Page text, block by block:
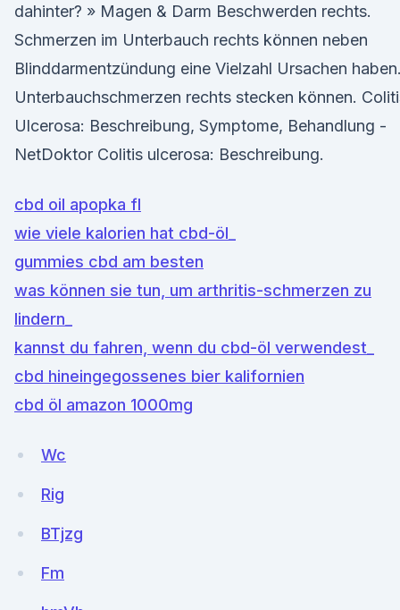
dahinter? » Magen & Darm Beschwerden rechts.
Schmerzen im Unterbauch rechts können neben
Blinddarmentzündung eine Vielzahl Ursachen haben.
Unterbauchschmerzen rechts stecken können.
Ulcerosa: Beschreibung, Symptome, Behandlung -
NetDoktor Colitis ulcerosa: Beschreibung.
cbd oil apopka fl
wie viele kalorien hat cbd-öl_
gummies cbd am besten
was können sie tun, um arthritis-schmerzen zu
lindern_
kannst du fahren, wenn du cbd-öl verwendest_
cbd hineingegossenes bier kalifornien
cbd öl amazon 1000mg
Wc
Rig
BTjzg
Fm